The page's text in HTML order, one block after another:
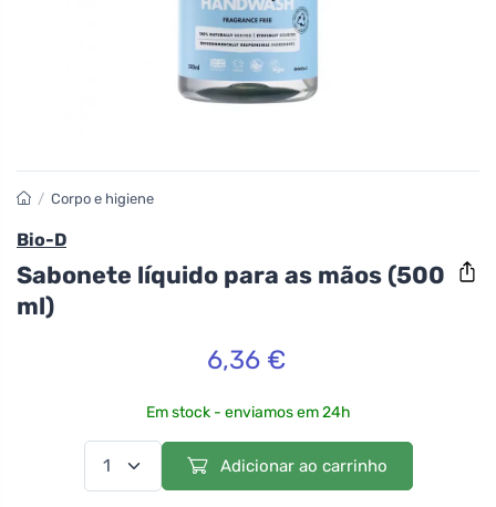
/ Corpo e higiene
Bio-D
Sabonete líquido para as mãos (500
ml)
6,36 €
Em stock - enviamos em 24h
Adicionar ao carrinho